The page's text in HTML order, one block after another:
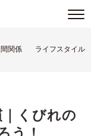
関係 ライフスタイル
くびれの